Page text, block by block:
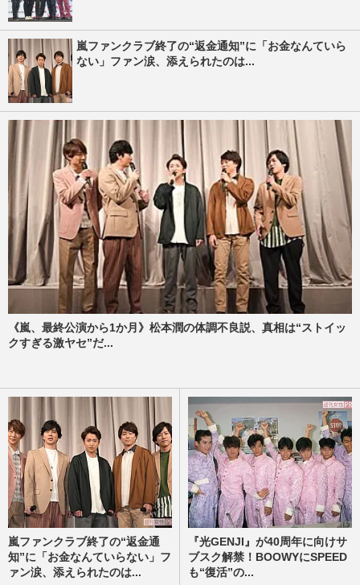
嵐ファンクラブ終了の“返金通知”に「お金なんていら
ない」ファン涙、添えられたのは...
《嵐、最終公演から1か月》松本潤の体調不良説、真相は“ストイッ
クすぎる激ヤセ”だ...
嵐ファンクラブ終了の“返金通
知”に「お金なんていらない」フ
ァン涙、添えられたのは...
『光GENJI』が40周年に向けサ
ブスク解禁！BOOWYにSPEED
も“復活”の...